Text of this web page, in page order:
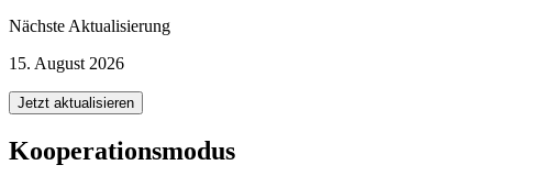
Nächste Aktualisierung
15. August 2026
Jetzt aktualisieren
Kooperationsmodus